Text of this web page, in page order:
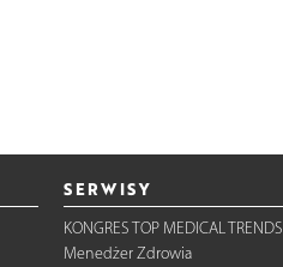
SERWISY
KONGRES TOP MEDICAL TRENDS
Menedżer Zdrowia